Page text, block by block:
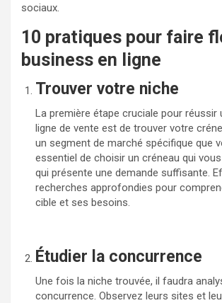
sociaux.
10 pratiques pour faire
business en ligne
Trouver votre niche
La première étape cruciale pour réussir
ligne de vente est de trouver votre
un segment de marché spécifique que
essentiel de choisir un créneau qui
qui présente une demande suffisante.
recherches approfondies pour
cible et ses besoins.
Étudier la concurrence
Une fois la niche trouvée, il faudra
concurrence. Observez leurs sites et